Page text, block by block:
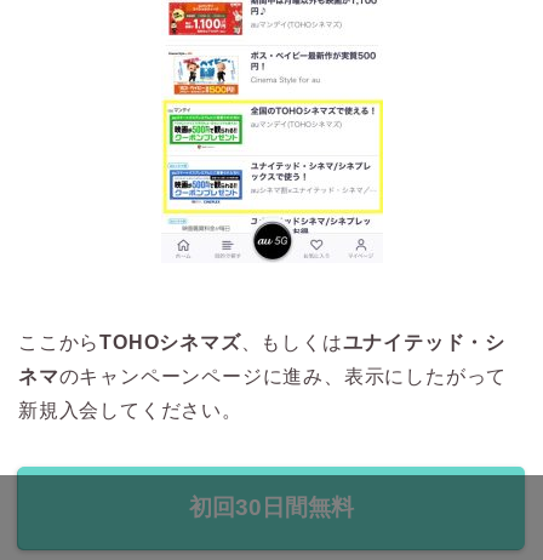
ここからTOHOシネマズ、もしくはユナイテッド・シ
ネマのキャンペーンページに進み、表示にしたがって
新規入会してください。
初回30日間無料